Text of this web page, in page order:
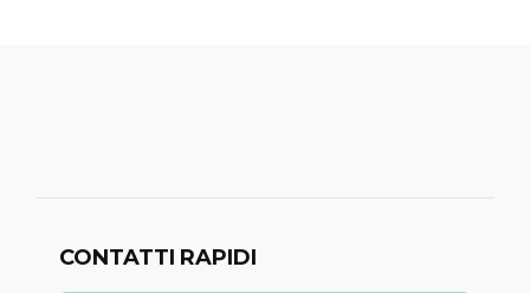
CONTATTI RAPIDI